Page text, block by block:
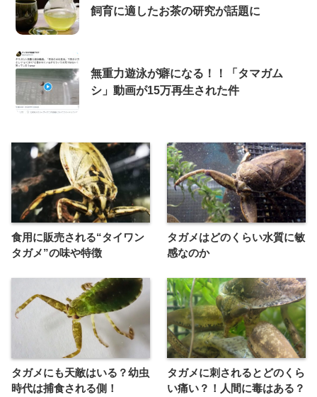
飼育に適したお茶の研究が話題に
無重力遊泳が癖になる！！「タマガム
シ」動画が15万再生された件
食用に販売される“タイワン
タガメ”の味や特徴
タガメはどのくらい水質に敏
感なのか
タガメにも天敵はいる？幼虫
時代は捕食される側！
タガメに刺されるとどのくら
い痛い？！人間に毒はある？